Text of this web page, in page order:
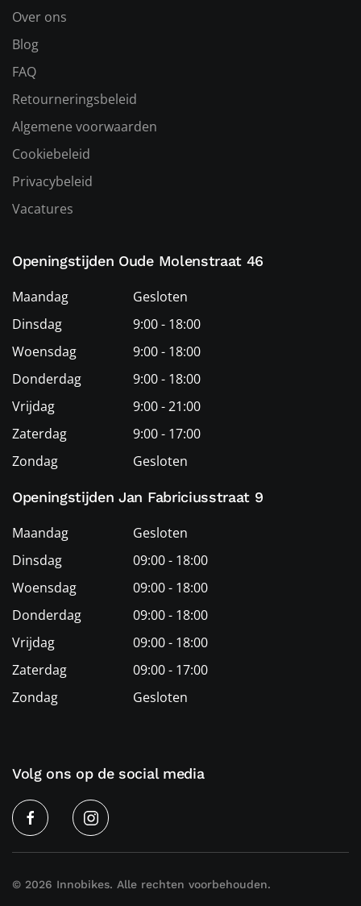
Over ons
Blog
FAQ
Retourneringsbeleid
Algemene voorwaarden
Cookiebeleid
Privacybeleid
Vacatures
Openingstijden Oude Molenstraat 46
Maandag
Gesloten
Dinsdag
9:00 - 18:00
Woensdag
9:00 - 18:00
Donderdag
9:00 - 18:00
Vrijdag
9:00 - 21:00
Zaterdag
9:00 - 17:00
Zondag
Gesloten
Openingstijden Jan Fabriciusstraat 9
Maandag
Gesloten
Dinsdag
09:00 - 18:00
Woensdag
09:00 - 18:00
Donderdag
09:00 - 18:00
Vrijdag
09:00 - 18:00
Zaterdag
09:00 - 17:00
Zondag
Gesloten
Volg ons op de social media
© 2026 Innobikes. Alle rechten voorbehouden.